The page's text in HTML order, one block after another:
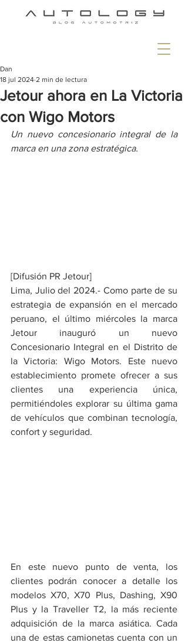
Jetour ahora en La Victoria
con Wigo Motors
Dan
18 jul 2024 2 min de lectura
Un nuevo concesionario integral de la
marca en una zona estratégica.
[Difusión PR Jetour]
Lima, Julio del 2024.- Como parte de su
estrategia de expansión en el mercado
peruano, el último miércoles la marca
Jetour inauguró un nuevo
Concesionario Integral en el Distrito de
la Victoria: Wigo Motors. Este nuevo
establecimiento promete ofrecer a sus
clientes una experiencia única,
permitiéndoles explorar su última gama
de vehículos que combinan tecnología,
confort y seguridad.
En este nuevo punto de venta, los
clientes podrán conocer a detalle los
modelos X70, X70 Plus, Dashing, X90
Plus y la Traveller T2, la más reciente
adquisición de la marca asiática. Cada
una de estas camionetas cuenta con un